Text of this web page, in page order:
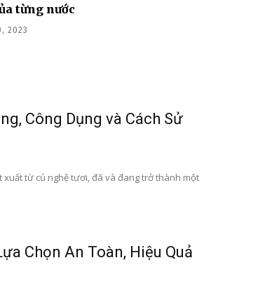
từng nước
2023
Công Dụng và Cách Sử
xuất từ củ nghệ tươi, đã và đang trở thành một
Chọn An Toàn, Hiệu Quả